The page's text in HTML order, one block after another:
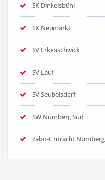
SK Dinkelsbühl
SK Neumarkt
SV Erkenschwick
SV Lauf
SV Seubelsdorf
SW Nürnberg Süd
Zabo-Eintracht Nürnberg